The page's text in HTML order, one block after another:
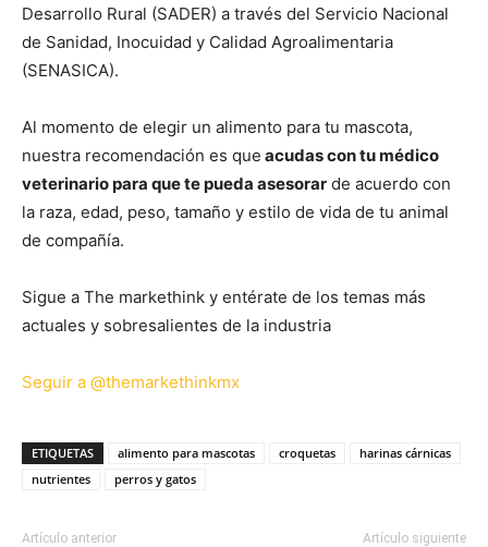
Desarrollo Rural (SADER) a través del Servicio Nacional
de Sanidad, Inocuidad y Calidad Agroalimentaria
(SENASICA).
Al momento de elegir un alimento para tu mascota,
nuestra recomendación es que acudas con tu médico
veterinario para que te pueda asesorar de acuerdo con
la raza, edad, peso, tamaño y estilo de vida de tu animal
de compañía.
Sigue a The markethink y entérate de los temas más
actuales y sobresalientes de la industria
Seguir a @themarkethinkmx
ETIQUETAS alimento para mascotas croquetas
harinas cárnicas
nutrientes
perros y gatos
Artículo anterior Artículo siguiente